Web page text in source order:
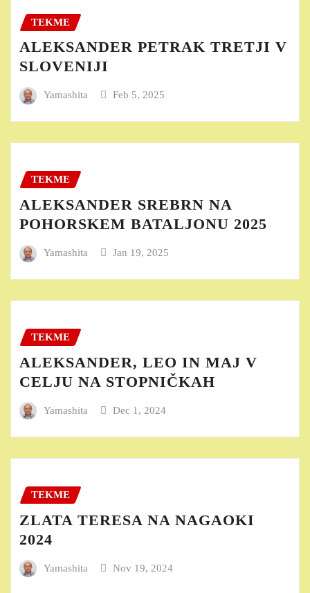
TEKME
ALEKSANDER PETRAK TRETJI V
SLOVENIJI
Yamashita Feb 5, 2025
TEKME
ALEKSANDER SREBRN NA
POHORSKEM BATALJONU 2025
Yamashita Jan 19, 2025
TEKME
ALEKSANDER, LEO IN MAJ V
CELJU NA STOPNIČKAH
Yamashita Dec 1, 2024
TEKME
ZLATA TERESA NA NAGAOKI
2024
Yamashita Nov 19, 2024